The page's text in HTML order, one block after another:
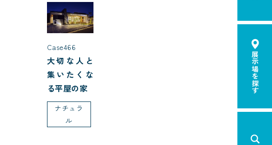
Case466
大切な人と
集いたくな
る平屋の家
ナチュラ
ル
展示場を探す